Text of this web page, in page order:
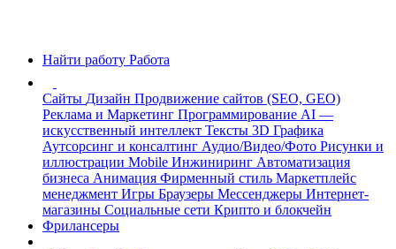
Найти работу Работа
Сайты Дизайн Продвижение сайтов (SEO, GEO)
Реклама и Маркетинг Программирование AI —
искусственный интеллект Тексты 3D Графика
Аутсорсинг и консалтинг Аудио/Видео/Фото Рисунки и
иллюстрации Mobile Инжиниринг Автоматизация
бизнеса Анимация Фирменный стиль Маркетплейс
менеджмент Игры Браузеры Мессенджеры Интернет-
магазины Социальные сети Крипто и блокчейн
Фрилансеры